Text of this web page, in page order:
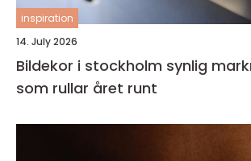
inspiration
14. July 2026
Bildekor i stockholm synlig marknadsföring
som rullar året runt